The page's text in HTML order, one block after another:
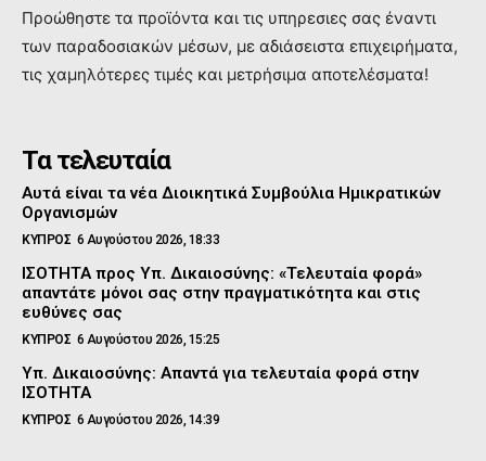
Προώθηστε τα προϊόντα και τις υπηρεσιες σας έναντι
των παραδοσιακών μέσων, με αδιάσειστα επιχειρήματα,
τις χαμηλότερες τιμές και μετρήσιμα αποτελέσματα!
Τα τελευταία
Αυτά είναι τα νέα Διοικητικά Συμβούλια Ημικρατικών
Οργανισμών
ΚΥΠΡΟΣ 6 Αυγούστου 2026, 18:33
ΙΣΟΤΗΤΑ προς Υπ. Δικαιοσύνης: «Τελευταία φορά»
απαντάτε μόνοι σας στην πραγματικότητα και στις
ευθύνες σας
ΚΥΠΡΟΣ 6 Αυγούστου 2026, 15:25
Υπ. Δικαιοσύνης: Απαντά για τελευταία φορά στην
ΙΣΟΤΗΤΑ
ΚΥΠΡΟΣ 6 Αυγούστου 2026, 14:39